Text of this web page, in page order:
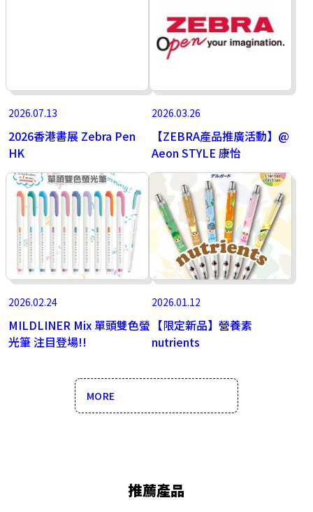
2026.07.13
2026香港書展 Zebra Pen
HK
2026.03.26
【ZEBRA產品推廣活動】@
Aeon STYLE 康怡
2026.02.24
MILDLINER Mix 單頭雙色螢
光筆 注目登場!!
2026.01.12
【限定新品】營養素
nutrients
MORE
推薦產品